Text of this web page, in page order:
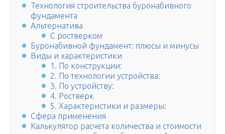
Технология строительства буронабивного
фундамента
Альтернатива
C ростверком
Буронабивной фундамент: плюсы и минусы
Виды и характеристики
1. По конструкции:
2. По технологии устройства:
3. По устройству:
4. Ростверк
5. Характеристики и размеры:
Сфера применения
Калькулятор расчета количества и стоимости